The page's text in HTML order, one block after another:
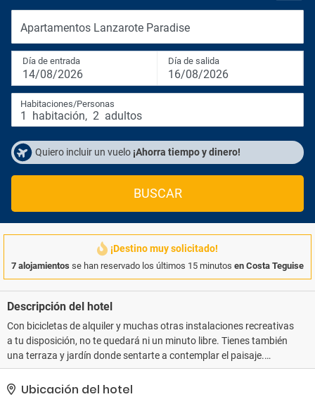
Apartamentos Lanzarote Paradise
Día de entrada
14/08/2026
Día de salida
16/08/2026
Habitaciones/Personas
1 habitación, 2 adultos
Quiero incluir un vuelo ¡Ahorra tiempo y dinero!
BUSCAR
¡Destino muy solicitado!
7 alojamientos se han reservado los últimos 15 minutos en Costa Teguise
Descripción del hotel
Con bicicletas de alquiler y muchas otras instalaciones recreativas
a tu disposición, no te quedará ni un minuto libre. Tienes también
una terraza y jardín donde sentarte a contemplar el paisaje.
Encontrarás además conexión a Internet wifi gratis y asistencia
turística (adquisición de entradas). Podrás llegar a las tiendas de
Ubicación del hotel